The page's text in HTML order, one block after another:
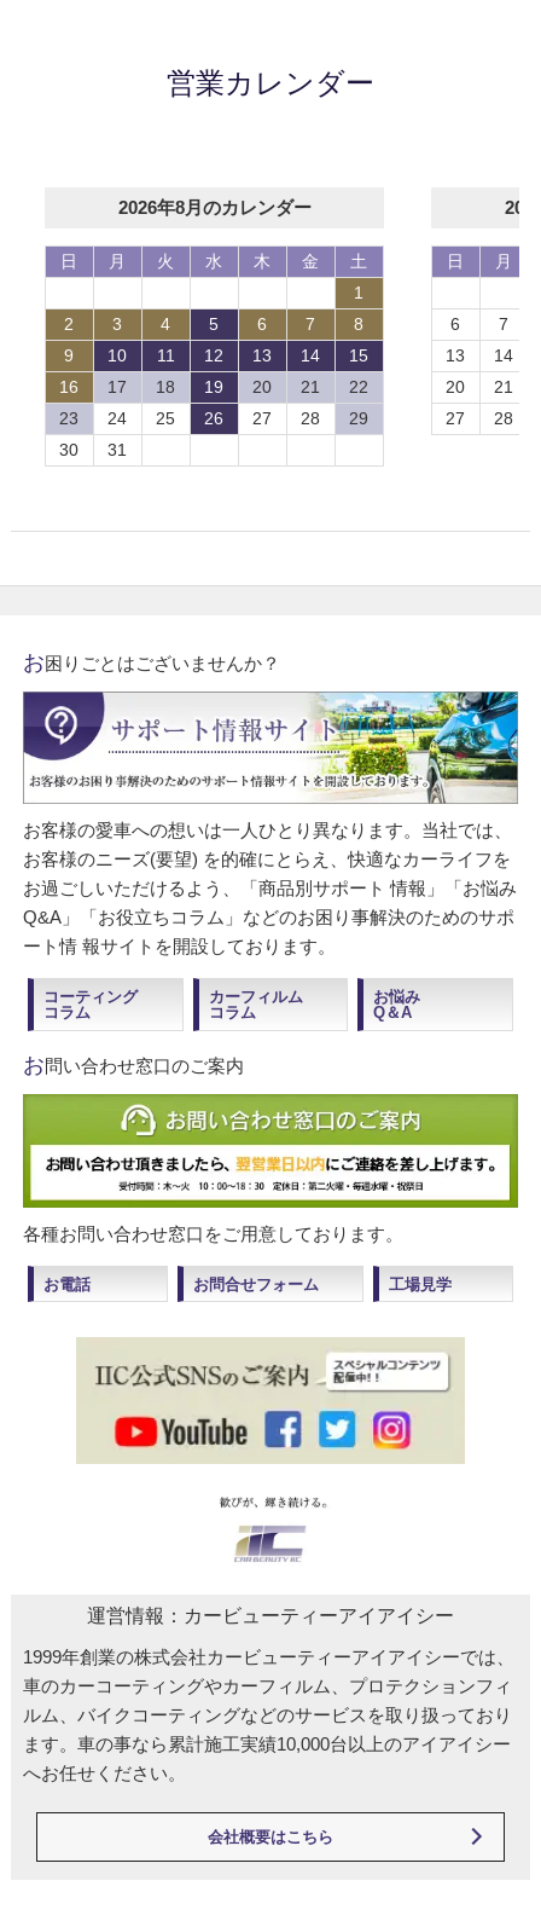
営業カレンダー
2026年8月のカレンダー
日 月 火 水 木 金
土
1
2
3 4 5 6 7
8
9
10 11 12 13 14
15
16
17 18 19 20 21
22
23
24 25 26 27 28
29
30
31
日 月
6
7
13
14
20
21
27
28
お困りごとはございませんか？
お客様の愛車への想いは一人ひとり異なります。当社では、
お客様のニーズ(要望) を的確にとらえ、快適なカーライフを
お過ごしいただけるよう、「商品別サポート 情報」「お悩み
Q&A」「お役立ちコラム」などのお困り事解決のためのサポ
ート情 報サイトを開設しております。
コーティング
コラム
カーフィルム
コラム
お悩み
Q＆A
お問い合わせ窓口のご案内
各種お問い合わせ窓口をご用意しております。
お電話 お問合せフォーム 工場見学
運営情報：カービューティーアイアイシー
1999年創業の株式会社カービューティーアイアイシーでは、
車のカーコーティングやカーフィルム、プロテクションフィ
ルム、バイクコーティングなどのサービスを取り扱っており
ます。車の事なら累計施工実績10,000台以上のアイアイシー
へお任せください。
会社概要はこちら